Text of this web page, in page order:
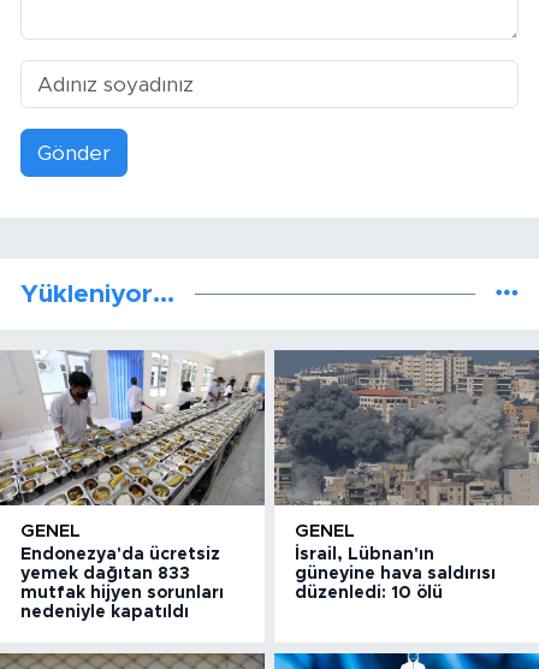
Gönder
Yükleniyor...
GENEL
Endonezya'da ücretsiz
yemek dağıtan 833
mutfak hijyen sorunları
nedeniyle kapatıldı
GENEL
İsrail, Lübnan'ın
güneyine hava saldırısı
düzenledi: 10 ölü